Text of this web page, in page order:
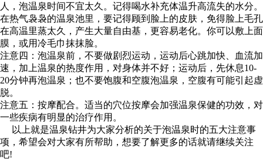
人，泡温泉时间不宜太久。记得喝水补充体温升高流失的水分。
在热气袅袅的温泉池里，要记得顾到脸上的皮肤，免得脸上毛孔
在高温里蒸太久，产生大量自由基，更容易老化。你可以敷上面
膜，或用冷毛巾抹抹脸。
注意四：泡温泉前，不要做剧烈运动，运动后心跳加快、血流加
速，加上温泉的热度作用，对身体并不好；运动后，先休息10-
20分钟再泡温泉；也不要饱腹和空腹泡温泉，空腹有可能引起虚
脱。
注意五：按摩配合。适当的穴位按摩会加强温泉保健的功效，对
一些疾病有明显的治疗作用。
以上就是温泉钻井为大家分析的关于泡温泉时的五大注意事
项，希望会对大家有所帮助，想要了解更多的话就请继续关注
吧!